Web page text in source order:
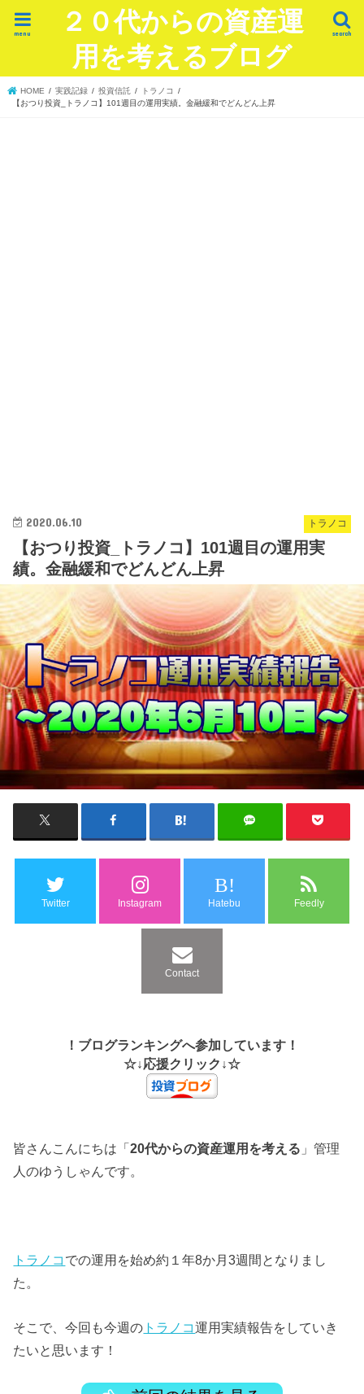
２０代からの資産運
用を考えるブログ
search
menu
HOME 実践記録 投資信託
トラノコ
【おつり投資_トラノコ】101週目の運用実績。金融緩和でどんどん上昇
トラノコ
2020.06.10
【おつり投資_トラノコ】101週目の運用実
績。金融緩和でどんどん上昇
Twitter Instagram
B!
Hatebu Feedly
Contact
！ブログランキングへ参加しています！
☆↓応援クリック↓☆
皆さんこんにちは「20代からの資産運用を考える 」管理
人のゆうしゃんです。
トラノコ での運用を始め約１年8か月3週間となりまし
た。
そこで、今回も今週の トラノコ運用実績報告をしていき
たいと思います！